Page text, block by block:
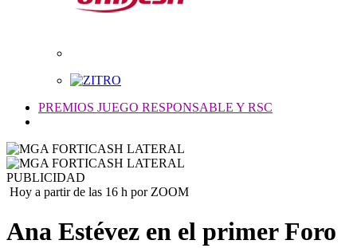
PREMIOS JUEGO RESPONSABLE Y RSC
PUBLICIDAD
Hoy a partir de las 16 h por ZOOM
Ana Estévez en el primer Foro